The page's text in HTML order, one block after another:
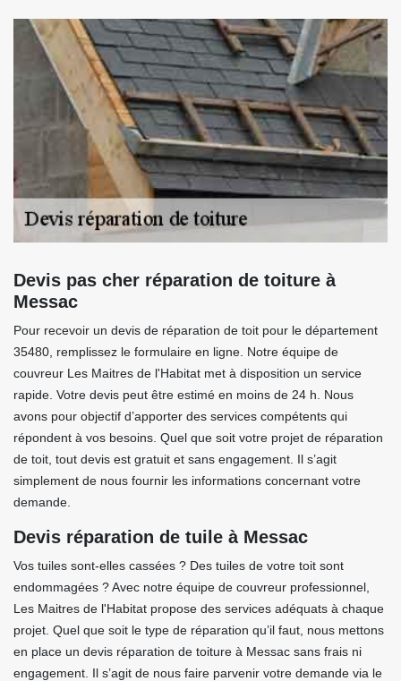
Devis pas cher réparation de toiture à
Messac
Pour recevoir un devis de réparation de toit pour le département
35480, remplissez le formulaire en ligne. Notre équipe de
couvreur Les Maitres de l'Habitat met à disposition un service
rapide. Votre devis peut être estimé en moins de 24 h. Nous
avons pour objectif d’apporter des services compétents qui
répondent à vos besoins. Quel que soit votre projet de réparation
de toit, tout devis est gratuit et sans engagement. Il s’agit
simplement de nous fournir les informations concernant votre
demande.
Devis réparation de tuile à Messac
Vos tuiles sont-elles cassées ? Des tuiles de votre toit sont
endommagées ? Avec notre équipe de couvreur professionnel,
Les Maitres de l'Habitat propose des services adéquats à chaque
projet. Quel que soit le type de réparation qu’il faut, nous mettons
en place un devis réparation de toiture à Messac sans frais ni
engagement. Il s’agit de nous faire parvenir votre demande via le